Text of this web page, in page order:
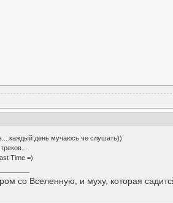
день мучаюсь че слушать))
Time =)
со Вселенную, и муху, которая